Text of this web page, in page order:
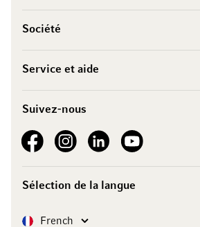
Société
Service et aide
Suivez-nous
See our FacebookSee our Instagram account
See our LinkedInSee our YouTube channel
Sélection de la langue
LangueFrench